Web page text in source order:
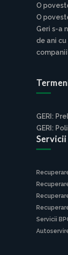
O
O
Geri s-a
de ani
GERI:
GERI:
Servicii
Servicii